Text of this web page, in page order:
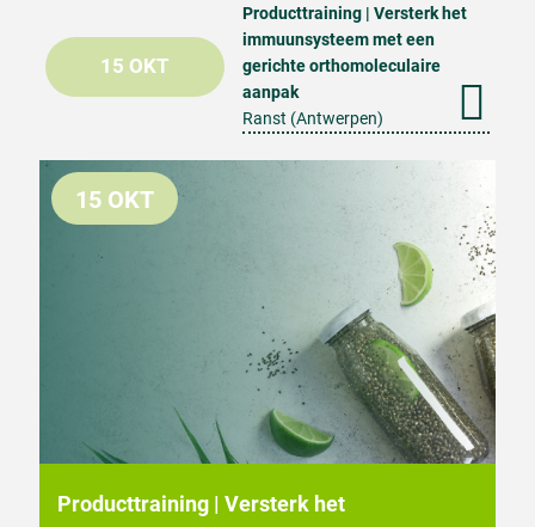
15 OKT
Producttraining | Versterk het
immuunsysteem met een
gerichte orthomoleculaire
aanpak
Ranst (Antwerpen)
15 OKT
Producttraining | Versterk het